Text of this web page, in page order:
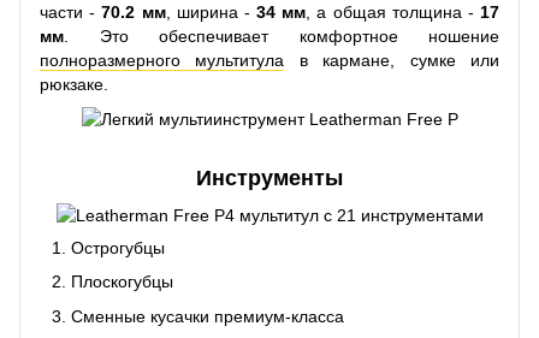
части -70.2 мм, ширина -34 мм, а общая толщина -17
мм. Это обеспечивает комфортное ношение
полноразмерного мультитула в кармане, сумке или
рюкзаке.
Инструменты
Острогубцы
Плоскогубцы
Сменные кусачки премиум-класса